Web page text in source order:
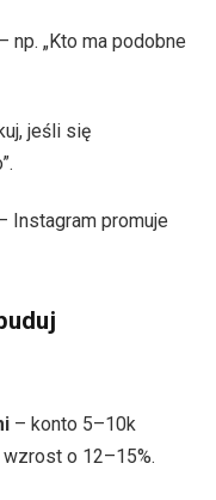
– np. „Kto ma podobne
jeśli się
Instagram promuje
– konto 5–10k
o 12–15%.